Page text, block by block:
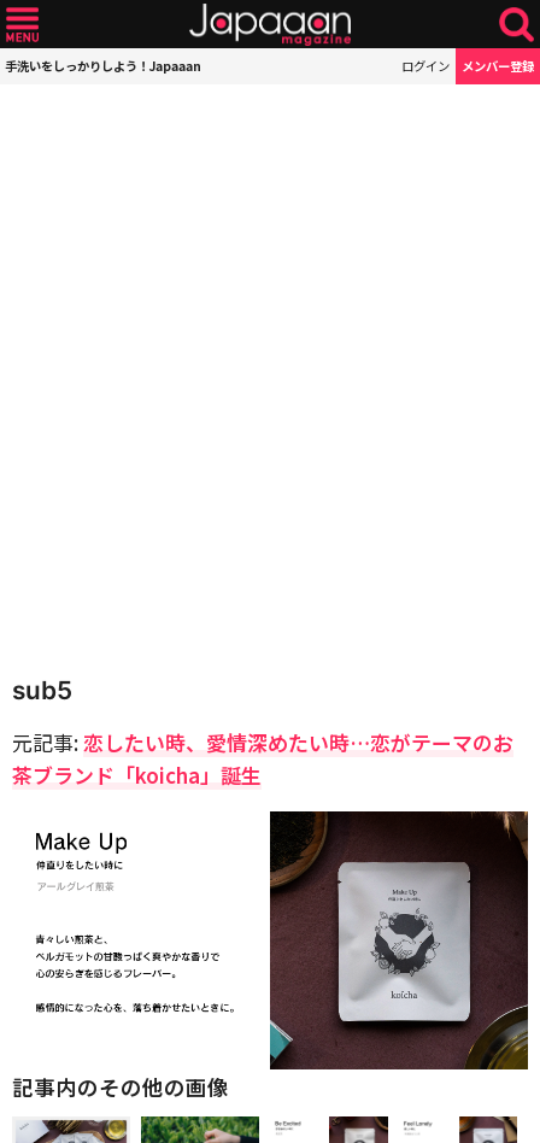
手洗いをしっかりしよう！Japaaan ログイン メンバー登録
sub5
元記事:恋したい時、愛情深めたい時…恋がテーマのお
茶ブランド「koicha」誕生
記事内のその他の画像